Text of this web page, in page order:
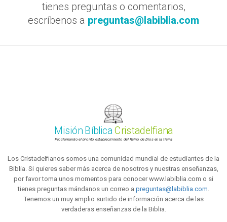
tienes preguntas o comentarios,
escríbenos a preguntas@labiblia.com
Misión BíblicaCristadelfiana
Proclamando el pronto establecimiento del Reino de Dios en la tierra
Los Cristadelfianos somos una comunidad mundial de estudiantes de la
Biblia. Si quieres saber más acerca de nosotros y nuestras enseñanzas,
por favor toma unos momentos para conocer www.labiblia.com o si
tienes preguntas mándanos un correo a preguntas@labiblia.com
Tenemos un muy amplio surtido de información acerca de las
verdaderas enseñanzas de la Biblia.